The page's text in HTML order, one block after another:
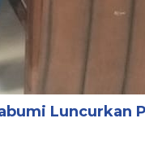
Luncurkan